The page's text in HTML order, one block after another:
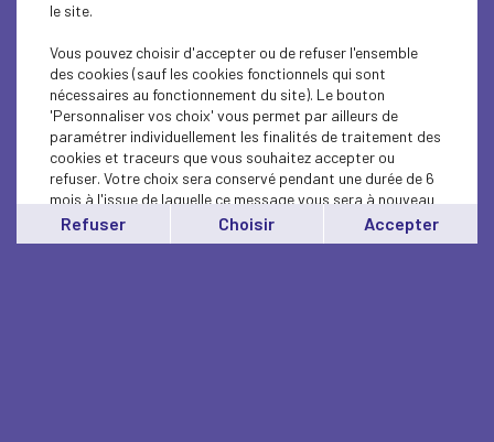
le site.
Vous pouvez choisir d'accepter ou de refuser l'ensemble
des cookies (sauf les cookies fonctionnels qui sont
nécessaires au fonctionnement du site). Le bouton
'Personnaliser vos choix' vous permet par ailleurs de
paramétrer individuellement les finalités de traitement des
cookies et traceurs que vous souhaitez accepter ou
refuser. Votre choix sera conservé pendant une durée de 6
mois à l'issue de laquelle ce message vous sera à nouveau
affiché..
Vous pouvez modifier votre choix à tout moment en
Refuser Choisir Accepter